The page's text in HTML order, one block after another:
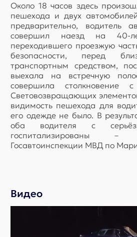
Около 18 часов здесь
пешехода и двух
предварительно, водитель
совершил наезд на 40-
переходившего проезжую
безопасности, перед
транспортным средством,
выехала на встречную
совершила столкновение
Световозвращающих
видимость пешехода для
его одежде не было. В
оба водителя с
госпитализированы
Госавтоинспекции МВД по
Видео